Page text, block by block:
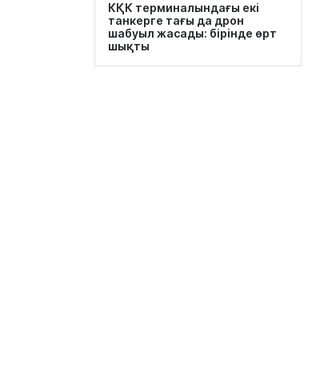
КҚК терминалындағы екі
танкерге тағы да дрон
шабуыл жасады: бірінде өрт
шықты